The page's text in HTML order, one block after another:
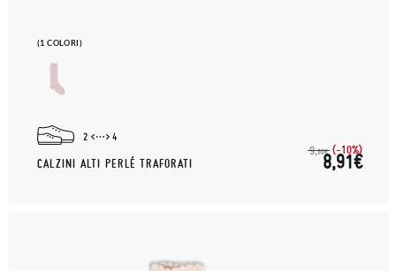
(1 COLORI)
2 4
CALZINI ALTI PERLÉ TRAFORATI
9,90€ (-10%)
8,91€